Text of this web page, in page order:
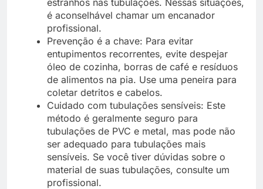
é aconselhável chamar um encanador
profissional.
Prevenção é a chave: Para evitar
entupimentos recorrentes, evite despejar
óleo de cozinha, borras de café e resíduos
de alimentos na pia. Use uma peneira para
coletar detritos e cabelos.
Cuidado com tubulações sensíveis: Este
método é geralmente seguro para
tubulações de PVC e metal, mas pode não
ser adequado para tubulações mais
sensíveis. Se você tiver dúvidas sobre o
material de suas tubulações, consulte um
profissional.